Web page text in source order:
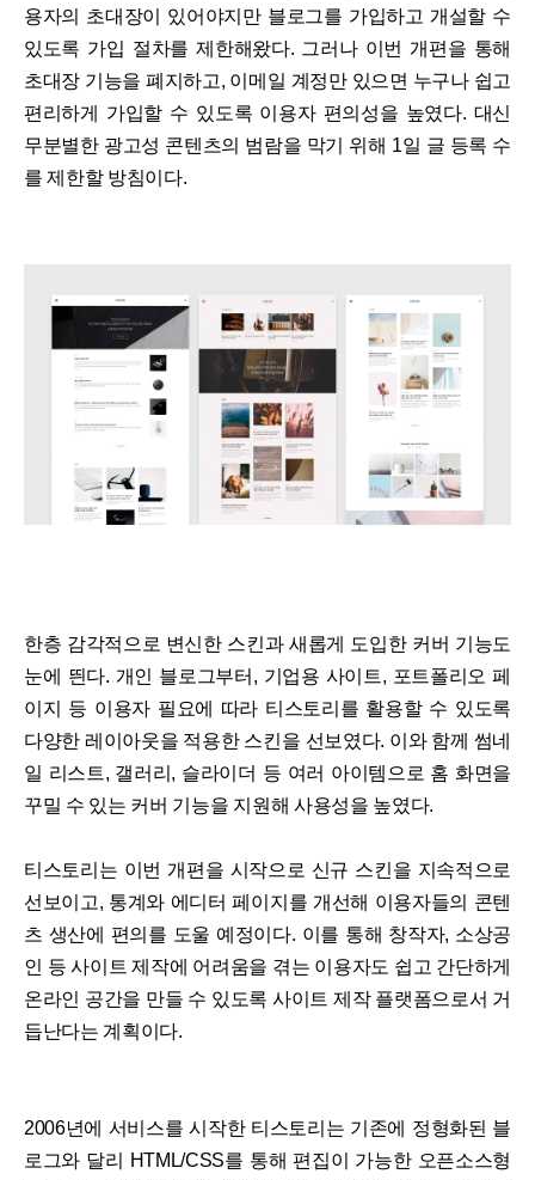
용자의 초대장이 있어야지만 블로그를 가입하고 개설할 수
있도록 가입 절차를 제한해왔다. 그러나 이번 개편을 통해
초대장 기능을 폐지하고, 이메일 계정만 있으면 누구나 쉽고
편리하게 가입할 수 있도록 이용자 편의성을 높였다. 대신
무분별한 광고성 콘텐츠의 범람을 막기 위해 1일 글 등록 수
를 제한할 방침이다.
한층 감각적으로 변신한 스킨과 새롭게 도입한 커버 기능도
눈에 띈다. 개인 블로그부터, 기업용 사이트, 포트폴리오 페
이지 등 이용자 필요에 따라 티스토리를 활용할 수 있도록
다양한 레이아웃을 적용한 스킨을 선보였다. 이와 함께 썸네
일 리스트, 갤러리, 슬라이더 등 여러 아이템으로 홈 화면을
꾸밀 수 있는 커버 기능을 지원해 사용성을 높였다.
티스토리는 이번 개편을 시작으로 신규 스킨을 지속적으로
선보이고, 통계와 에디터 페이지를 개선해 이용자들의 콘텐
츠 생산에 편의를 도울 예정이다. 이를 통해 창작자, 소상공
인 등 사이트 제작에 어려움을 겪는 이용자도 쉽고 간단하게
온라인 공간을 만들 수 있도록 사이트 제작 플랫폼으로서 거
듭난다는 계획이다.
2006년에 서비스를 시작한 티스토리는 기존에 정형화된 블
로그와 달리 HTML/CSS를 통해 편집이 가능한 오픈소스형